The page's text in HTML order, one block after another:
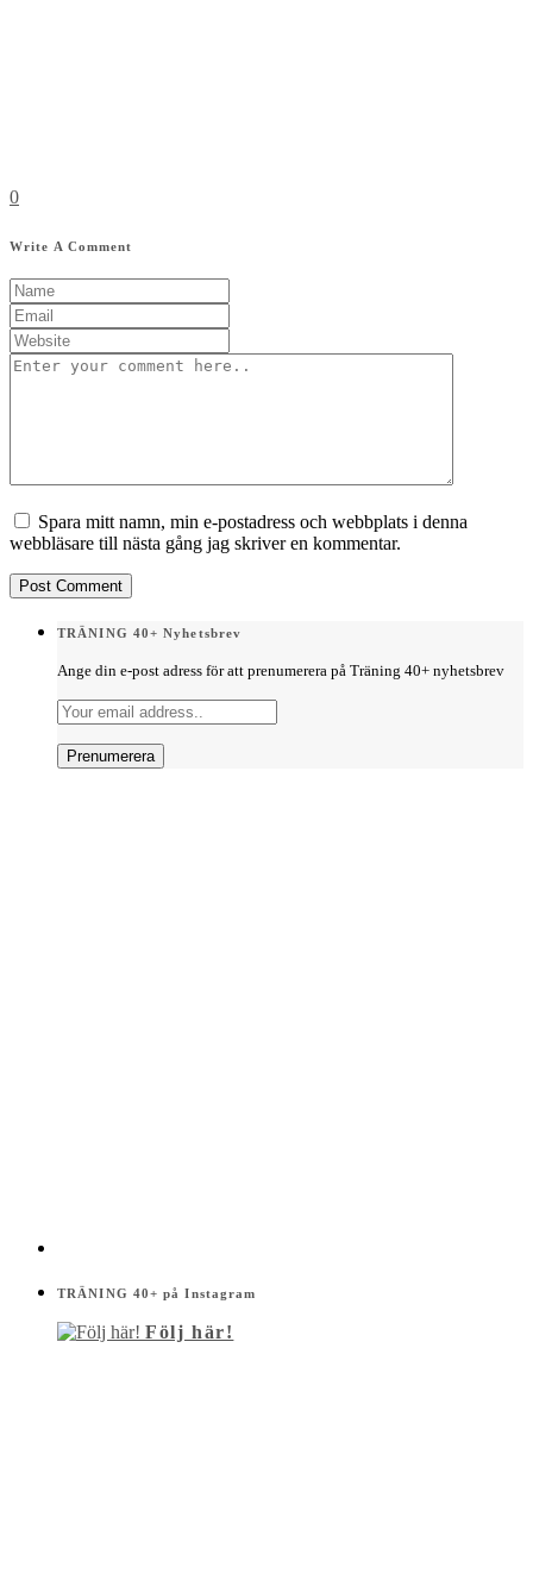
0
Write A Comment
Spara mitt namn, min e-postadress och webbplats i denna
webbläsare till nästa gång jag skriver en kommentar.
TRÄNING 40+ Nyhetsbrev
Ange din e-post adress för att prenumerera på Träning 40+ nyhetsbrev
TRÄNING 40+ på Instagram
Följ här!